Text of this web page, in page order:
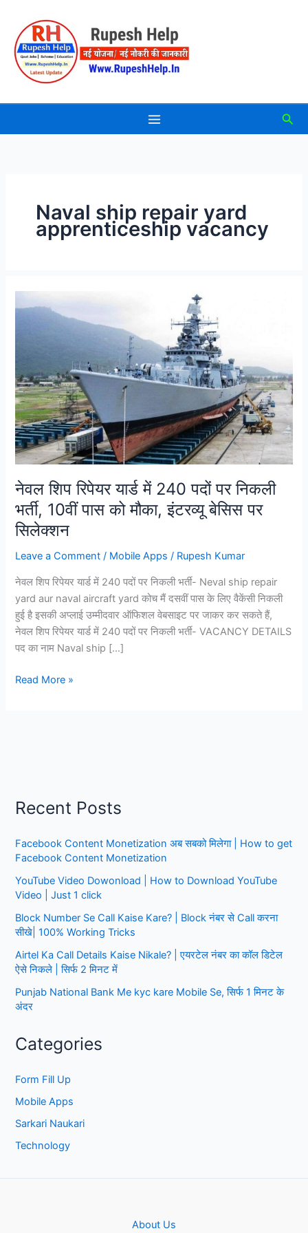
content
Naval ship repair yard
apprenticeship vacancy
नेवल शिप रिपेयर यार्ड में 240 पदों पर निकली
भर्ती, 10वीं पास को मौका, इंटरव्यू बेसिस पर
सिलेक्शन
Leave a Comment / Mobile Apps / Rupesh Kumar
नेवल शिप रिपेयर यार्ड में 240 पदों पर निकली भर्ती- Neval ship repair
yard aur naval aircraft yard कोच मैं दसवीं पास के लिए वैकेंसी निकली
हुई है इसकी अप्लाई उम्मीदवार ऑफिशल वेबसाइट पर जाकर कर सकते हैं,
नेवल शिप रिपेयर यार्ड में 240 पदों पर निकली भर्ती- VACANCY DETAILS
पद का नाम Naval ship […]
नेवल
निकली
10वीं
पास
को
मौका,
बेसिस
सिलेक्शन
Read More »
Recent Posts
Facebook Content Monetization अब सबको मिलेगा | How to get
Facebook Content Monetization
YouTube Video Dowonload | How to Download YouTube
Video | Just 1 click
Block Number Se Call Kaise Kare? | Block नंबर से Call करना
सीखे| 100% Working Tricks
Airtel Ka Call Details Kaise Nikale? | एयरटेल नंबर का कॉल डिटेल
ऐसे निकले | सिर्फ 2 मिनट में
Punjab National Bank Me kyc kare Mobile Se, सिर्फ 1 मिनट के
अंदर
Categories
Form Fill Up
Mobile Apps
Sarkari Naukari
Technology
About Us